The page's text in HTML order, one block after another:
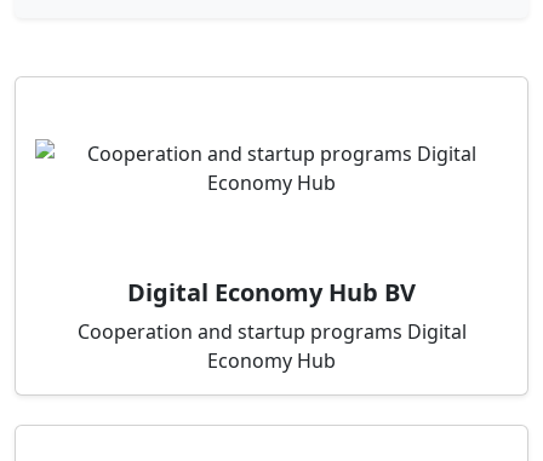
Digital Economy Hub BV
Cooperation and startup programs Digital
Economy Hub